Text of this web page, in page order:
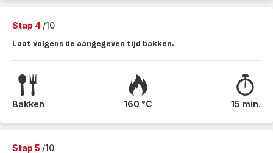
Stap 4 /10
Laat volgens de aangegeven tijd bakken.
Bakken 160 °C 15 min.
Stap 5 /10